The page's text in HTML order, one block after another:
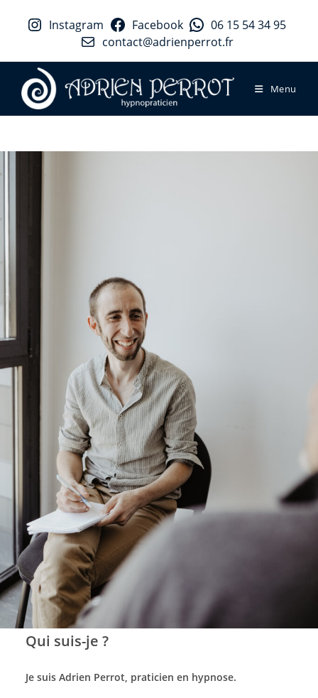
Instagram Facebook
06 15 54 34 95
contact@adrienperrot.fr
Menu
Qui suis-je ?
Je suis Adrien Perrot, praticien en hypnose.